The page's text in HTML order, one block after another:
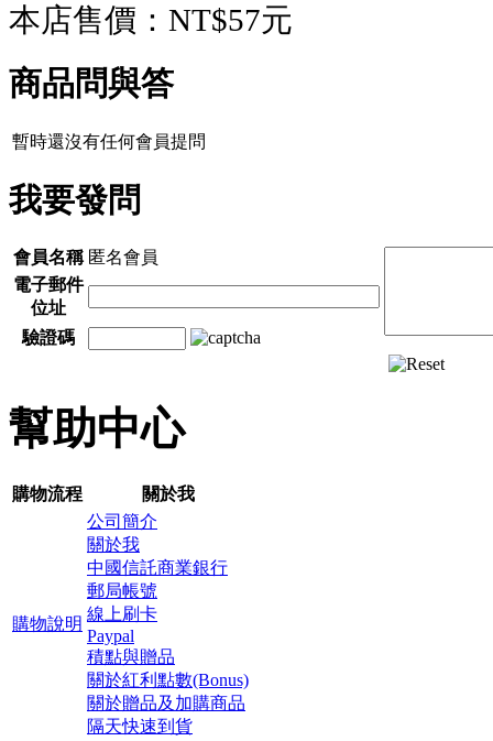
本店售價： NT$57元
商品問與答
暫時還沒有任何會員提問
我要發問
會員名稱 匿名會員
電子郵件
位址
驗證碼
幫助中心
購物流程 關於我
購物說明
公司簡介
關於我
中國信託商業銀行
郵局帳號
線上刷卡
Paypal
積點與贈品
關於紅利點數(Bonus)
關於贈品及加購商品
隔天快速到貨